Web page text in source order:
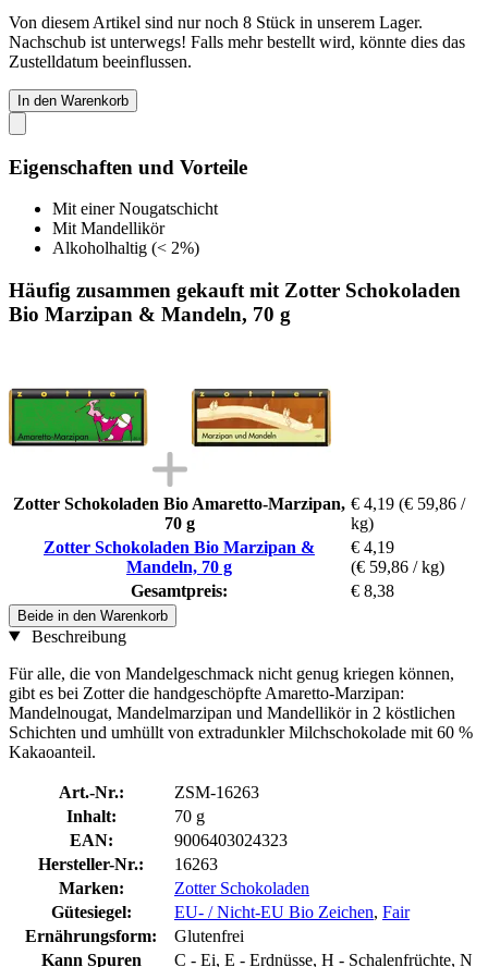
Von diesem Artikel sind nur noch 8 Stück in unserem Lager.
Nachschub ist unterwegs! Falls mehr bestellt wird, könnte dies das
Zustelldatum beeinflussen.
In den Warenkorb
Eigenschaften und Vorteile
Mit einer Nougatschicht
Mit Mandellikör
Alkoholhaltig (< 2%)
Häufig zusammen gekauft mit Zotter Schokoladen
Bio Marzipan & Mandeln, 70 g
Zotter Schokoladen Bio Amaretto-Marzipan,
70 g
€ 4,19 (€ 59,86 /
kg)
Zotter Schokoladen Bio Marzipan &
Mandeln, 70 g
€ 4,19
(€ 59,86 / kg)
Gesamtpreis:
€ 8,38
Beide in den Warenkorb
Beschreibung
Für alle, die von Mandelgeschmack nicht genug kriegen können,
gibt es bei Zotter die handgeschöpfte Amaretto-Marzipan:
Mandelnougat, Mandelmarzipan und Mandellikör in 2 köstlichen
Schichten und umhüllt von extradunkler Milchschokolade mit 60 %
Kakaoanteil.
Art.-Nr.:
ZSM-16263
Inhalt:
70 g
EAN:
9006403024323
Hersteller-Nr.:
16263
Marken:
Zotter Schokoladen
Gütesiegel:
EU- / Nicht-EU Bio Zeichen, Fair
Ernährungsform:
Glutenfrei
Kann Spuren
C - Ei, E - Erdnüsse, H - Schalenfrüchte, N